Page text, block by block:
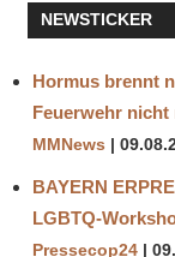
NEWSTICKER
Hormus brennt
Feuerwehr nicht
MMNews
BAYERN
LGBTQ-
Pressecop24